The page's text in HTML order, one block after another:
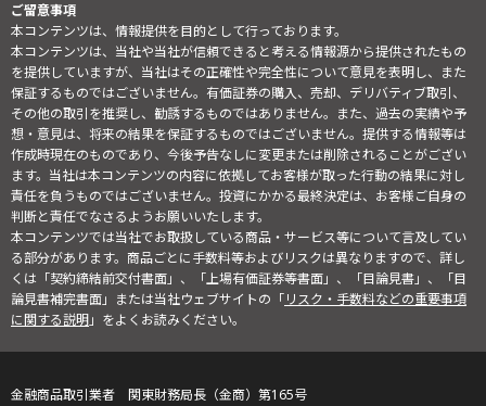
ご留意事項
本コンテンツは、情報提供を目的として行っております。
本コンテンツは、当社や当社が信頼できると考える情報源から提供されたもの
を提供していますが、当社はその正確性や完全性について意見を表明し、また
保証するものではございません。有価証券の購入、売却、デリバティブ取引、
その他の取引を推奨し、勧誘するものではありません。また、過去の実績や予
想・意見は、将来の結果を保証するものではございません。提供する情報等は
作成時現在のものであり、今後予告なしに変更または削除されることがござい
ます。当社は本コンテンツの内容に依拠してお客様が取った行動の結果に対し
責任を負うものではございません。投資にかかる最終決定は、お客様ご自身の
判断と責任でなさるようお願いいたします。
本コンテンツでは当社でお取扱している商品・サービス等について言及してい
る部分があります。商品ごとに手数料等およびリスクは異なりますので、詳し
くは「契約締結前交付書面」、「上場有価証券等書面」、「目論見書」、「目
論見書補完書面」または当社ウェブサイトの「リスク・手数料などの重要事項
に関する説明」をよくお読みください。
金融商品取引業者 関東財務局長（金商）第165号